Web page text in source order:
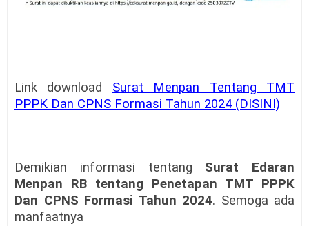
Link download Surat Menpan Tentang TMT
PPPK Dan CPNS Formasi Tahun 2024 (DISINI)
Demikian informasi tentang Surat Edaran
Menpan RB tentang Penetapan TMT PPPK
Dan CPNS Formasi Tahun 2024. Semoga ada
manfaatnya